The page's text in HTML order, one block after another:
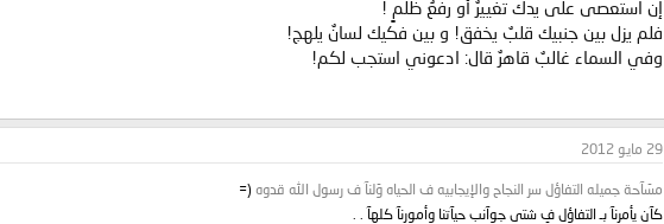
إن استعصى على يدك تغييرٌ أو رفعُ ظلمٍ !
فلم يزل بين جنبيك قلبٌ يخفق! و بين فكيك لسانٌ يلهج!
وفي السماء غالبٌ قاهرٌ قال: ادعوني استجب لكم!
29 مايو 2012
مسَآحة جميله التفاؤل سر النجاح والإيجابيه ف الحياه وَلنآ ف رسول الله قدوه (=
كآن يأمرنآ بـ التفاؤل فِ شتى جوآنب حيآتنا وأمورنآ كلهآ . .